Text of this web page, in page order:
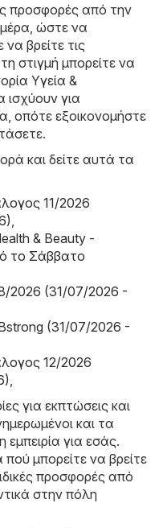
προσφορές από την
ώστε να
βρείτε τις
στιγμή μπορείτε να
Υγεία &
για
οπότε εξοικονομήστε
και δείτε αυτά τα
11/2026
& Beauty -
το Σάββατο
2026 (31/07/2026 -
(31/07/2026 -
12/2026
για εκπτώσεις και
και τα
για εσάς.
μπορείτε να βρείτε
προσφορές από
στην πόλη